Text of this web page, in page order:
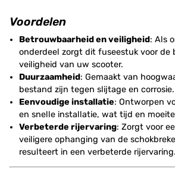
Voordelen
Betrouwbaarheid en veiligheid: Als
onderdeel zorgt dit fuseestuk voor de
veiligheid van uw scooter.
Duurzaamheid: Gemaakt van
bestand zijn tegen slijtage en corrosie.
Eenvoudige installatie: Ontworpen
en snelle installatie, wat tijd en
Verbeterde rijervaring: Zorgt voor
veiligere ophanging van de
resulteert in een verbeterde rijervaring.